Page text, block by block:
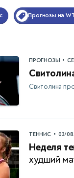
Прогнозы на
ПРОГНОЗЫ •
Свитолина
ТЕННИС • 03/
Неделя
худший